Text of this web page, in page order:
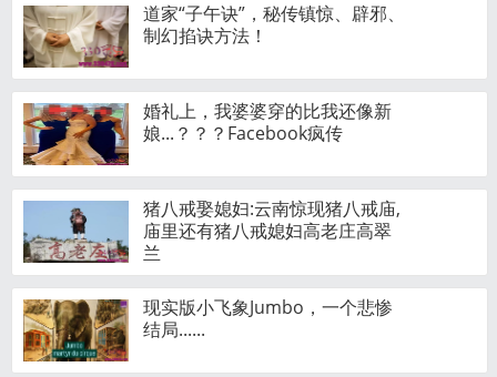
道家“子午诀”，秘传镇惊、辟邪、
制幻掐诀方法！
婚礼上，我婆婆穿的比我还像新
娘...？？？Facebook疯传
猪八戒娶媳妇:云南惊现猪八戒庙,
庙里还有猪八戒媳妇高老庄高翠
兰
现实版小飞象Jumbo，一个悲惨
结局......